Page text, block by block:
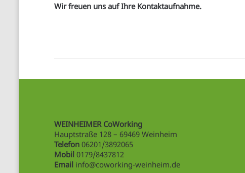
Wir freuen uns auf Ihre Kontaktaufnahme.
WEINHEIMER CoWorking
Hauptstraße 128 – 69469 Weinheim
Telefon 06201/3892065
Mobil 0179/8437812
Email info@coworking-weinheim.de